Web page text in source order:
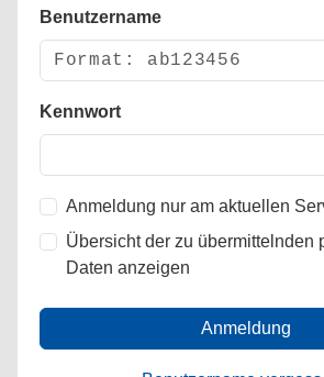
Benutzername
Kennwort
Anmeldung nur am aktuellen
Übersicht der zu übermittelnden
Daten anzeigen
Anmeldung